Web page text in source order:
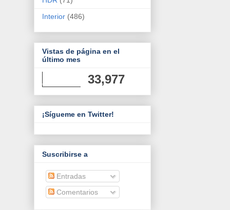
Interior (486)
Vistas de página en el
último mes
33,977
¡Sígueme en Twitter!
Suscribirse a
Entradas
Comentarios